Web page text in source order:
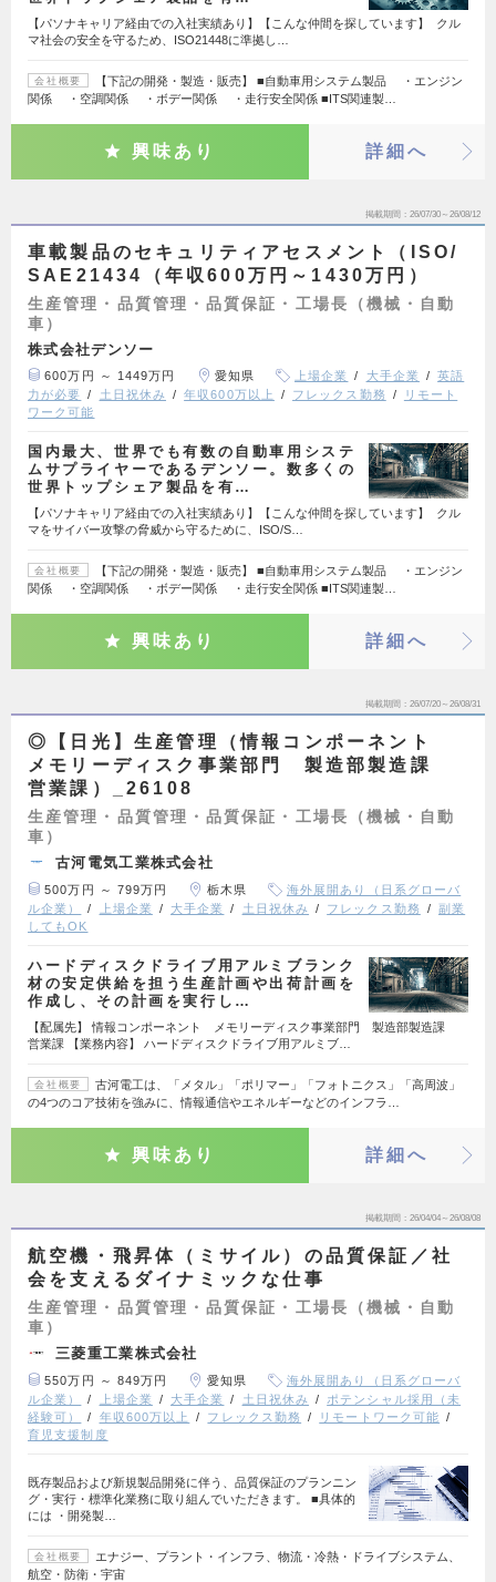
【パソナキャリア経由での入社実績あり】【こんな仲間を探しています】 クル
マ社会の安全を守るため、ISO21448に準拠し…
会社概要
【下記の開発・製造・販売】 ■自動車用システム製品 ・エンジン
関係 ・空調関係 ・ボデー関係 ・走行安全関係 ■ITS関連製…
興味あり 詳細へ
掲載期間 26/07/30～26/08/12
車載製品のセキュリティアセスメント（ISO/
SAE21434（年収600万円～1430万円）
生産管理・品質管理・品質保証・工場長（機械・自動
車）
株式会社デンソー
600万円 ～ 1449万円 愛知県 上場企業 大手企業
英語
力が必要
土日祝休み 年収600万以上 フレックス勤務
リモート
ワーク可能
国内最大、世界でも有数の自動車用システ
ムサプライヤーであるデンソー。数多くの
世界トップシェア製品を有…
【パソナキャリア経由での入社実績あり】【こんな仲間を探しています】 クル
マをサイバー攻撃の脅威から守るために、ISO/S…
会社概要
【下記の開発・製造・販売】 ■自動車用システム製品 ・エンジン
関係 ・空調関係 ・ボデー関係 ・走行安全関係 ■ITS関連製…
興味あり 詳細へ
掲載期間 26/07/20～26/08/31
◎【日光】生産管理（情報コンポーネント
メモリーディスク事業部門 製造部製造課
営業課）_26108
生産管理・品質管理・品質保証・工場長（機械・自動
車）
古河電気工業株式会社
500万円 ～ 799万円 栃木県
海外展開あり（日系グローバ
ル企業）
上場企業 大手企業 土日祝休み フレックス勤務
副業
してもOK
ハードディスクドライブ用アルミブランク
材の安定供給を担う生産計画や出荷計画を
作成し、その計画を実行し…
【配属先】 情報コンポーネント メモリーディスク事業部門 製造部製造課
営業課 【業務内容】 ハードディスクドライブ用アルミブ…
会社概要
古河電工は、「メタル」「ポリマー」「フォトニクス」「高周波」
の4つのコア技術を強みに、情報通信やエネルギーなどのインフラ…
興味あり 詳細へ
掲載期間 26/04/04～26/08/08
航空機・飛昇体（ミサイル）の品質保証／社
会を支えるダイナミックな仕事
生産管理・品質管理・品質保証・工場長（機械・自動
車）
三菱重工業株式会社
550万円 ～ 849万円 愛知県
海外展開あり（日系グローバ
ル企業）
上場企業 大手企業 土日祝休み
ポテンシャル採用（未
経験可）
年収600万以上 フレックス勤務
リモートワーク可能
育児支援制度
既存製品および新規製品開発に伴う、品質保証のプランニン
グ・実行・標準化業務に取り組んでいただきます。 ■具体的
には ・開発製…
会社概要
エナジー、プラント・インフラ、物流・冷熱・ドライブシステム、
航空・防衛・宇宙